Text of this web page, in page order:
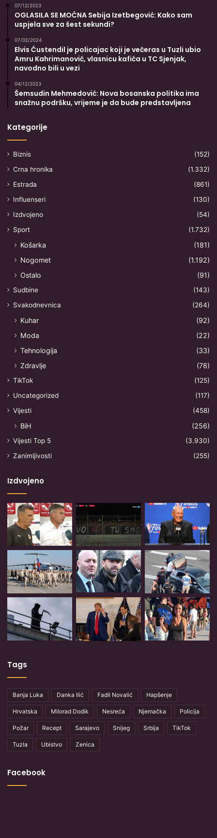
07/12/2023
OGLASILA SE MOĆNA Sebija Izetbegović: Kako sam
uspjela sve za šest sekundi?
07/02/2024
Elvis Ćustendil je policajac koji je večeras u Tuzli ubio
Amru Kahrimanović, vlasnicu kafića u TC Sjenjak,
navodno bili u vezi
04/12/2023
Šemsudin Mehmedović: Nova bosanska politika ima
snažnu podršku, vrijeme je da bude predstavljena
Kategorije
Biznis
(152)
Crna hronika
(1.332)
Estrada
(861)
Influenseri
(130)
Izdvojeno
(54)
Sport
(1.732)
Košarka
(181)
Nogomet
(1.192)
Ostalo
(91)
Sudbine
(143)
Svakodnevnica
(264)
Kuhar
(92)
Moda
(22)
Tehnologija
(33)
Zdravlje
(78)
TikTok
(125)
Uncategorized
(117)
Vijesti
(458)
BiH (256)
Vijesti Top 5
(3.930)
Zanimljivosti
(255)
Izdvojeno
Tags
Banja Luka Danka Ilić Fadil Novalić Hapšenje
Hrvatska Milorad Dodik Nesreća Njemačka Policija
Požar Recept Sarajevo Snijeg Srbija TikTok
Tuzla Ubistvo Zenica
Facebook